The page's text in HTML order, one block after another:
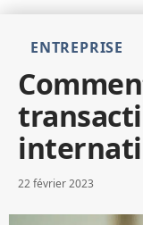
ENTREPRISE
22 février 2023